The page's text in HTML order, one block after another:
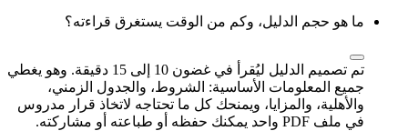
ما هو حجم الدليل، وكم من الوقت يستغرق قراءته؟
تم تصميم الدليل ليُقرأ في غضون 10 إلى 15 دقيقة. وهو يغطي
جميع المعلومات الأساسية: الشروط، والجدول الزمني،
والأهلية، والمزايا، ويمنحك كل ما تحتاجه لاتخاذ قرار مدروس
في ملف PDF واحد يمكنك حفظه أو طباعته أو مشاركته.